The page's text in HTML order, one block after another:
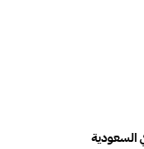
السعودية